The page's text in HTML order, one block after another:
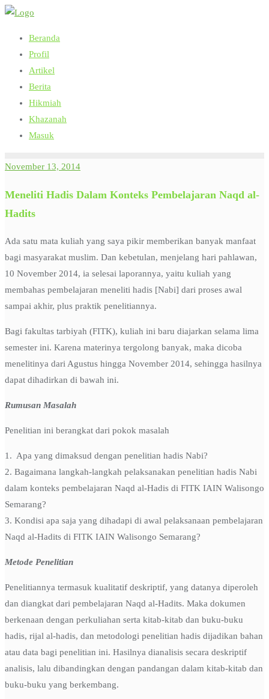
Skip
content
Beranda
Profil
Artikel
Berita
Hikmiah
Khazanah
Masuk
November 13, 2014
Meneliti Hadis Dalam Konteks Pembelajaran Naqd al-
Hadits
Ada satu mata kuliah yang saya pikir memberikan banyak manfaat
bagi masyarakat muslim. Dan kebetulan, menjelang hari pahlawan,
10 November 2014, ia selesai laporannya, yaitu kuliah yang
membahas pembelajaran meneliti hadis [Nabi] dari proses awal
sampai akhir, plus praktik penelitiannya.
Bagi fakultas tarbiyah (FITK), kuliah ini baru diajarkan selama lima
semester ini. Karena materinya tergolong banyak, maka dicoba
menelitinya dari Agustus hingga November 2014, sehingga hasilnya
dapat dihadirkan di bawah ini.
Rumusan Masalah
Penelitian ini berangkat dari pokok masalah
1. Apa yang dimaksud dengan penelitian hadis Nabi?
2. Bagaimana langkah-langkah pelaksanakan penelitian hadis Nabi
dalam konteks pembelajaran Naqd al-Hadis di FITK IAIN Walisongo
Semarang?
3. Kondisi apa saja yang dihadapi di awal pelaksanaan pembelajaran
Naqd al-Hadits di FITK IAIN Walisongo Semarang?
Metode Penelitian
Penelitiannya termasuk kualitatif deskriptif, yang datanya diperoleh
dan diangkat dari pembelajaran Naqd al-Hadits. Maka dokumen
berkenaan dengan perkuliahan serta kitab-kitab dan buku-buku
hadis, rijal al-hadis, dan metodologi penelitian hadis dijadikan bahan
atau data bagi penelitian ini. Hasilnya dianalisis secara deskriptif
analisis, lalu dibandingkan dengan pandangan dalam kitab-kitab dan
buku-buku yang berkembang.